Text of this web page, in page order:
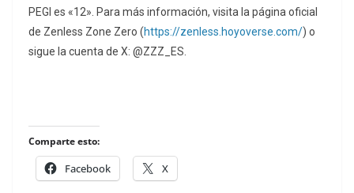
PEGI es «12». Para más información, visita la página oficial
de Zenless Zone Zero (https://zenless.hoyoverse.com/) o
sigue la cuenta de X: @ZZZ_ES.
Comparte esto:
Facebook X